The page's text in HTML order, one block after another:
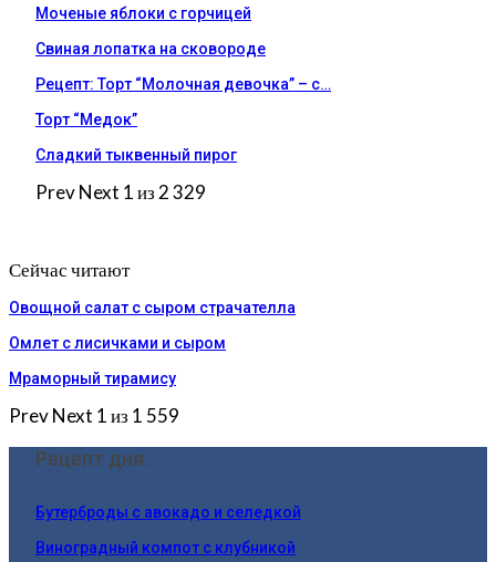
Моченые яблоки с горчицей
Свиная лопатка на сковороде
Рецепт: Торт “Молочная девочка” – с…
Торт “Медок”
Сладкий тыквенный пирог
PrevNext 1 из 2 329
Сейчас читают
Овощной салат с сыром страчателла
Омлет с лисичками и сыром
Мраморный тирамису
PrevNext 1 из 1 559
Рецепт дня:
Бутерброды с авокадо и селедкой
Виноградный компот с клубникой